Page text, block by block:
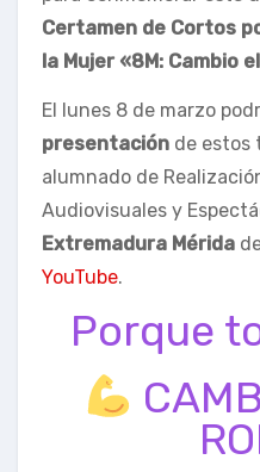
Certamen de Cortos
la Mujer «8M: Cambio
El lunes 8 de marzo
presentación de estos
alumnado de
Audiovisuales y
Extremadura Mérida
YouTube.
Porque